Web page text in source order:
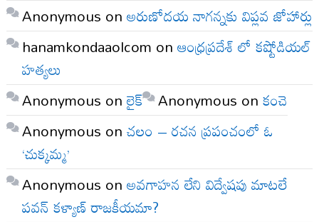
Anonymous onఅరుణోదయ నాగన్నకు విప్లవ జోహార్లు
hanamkondaaolcom onఆంధ్రప్రదేశ్ లో కష్టోడియల్
హత్యలు
Anonymous onలైక్ Anonymous onకంచె
Anonymous onచలం – రచన ప్రపంచంలో ఓ
‘చుక్కమ్మ’
Anonymous onఅవగాహన లేని విద్వేషపు మాటలే
పవన్ కళ్యాణ్ రాజకీయమా?